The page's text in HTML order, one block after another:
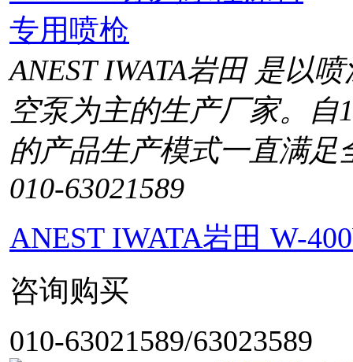
ANEST IWATA岩田 是以
空泵为主的生产厂家。自
的产品生产模式一直满足
010-63021589
ANEST IWATA岩田 W-
咨询购买
010-63021589/63023589